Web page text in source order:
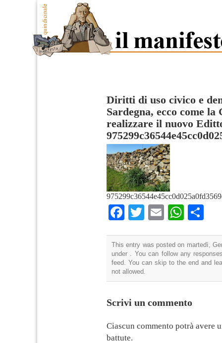
Diritti di uso civico e
Sardegna, ecco come
realizzare il nuovo
Facebook
TwitterEmail
This entry was posted on martedì,
under . You can follow any
feed. You can skip to the end and
not allowed.
Scrivi un commento
Ciascun commento potrà avere
battute.